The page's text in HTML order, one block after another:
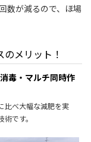
数が減るので、ほ場
メリット！
毒・マルチ同時作
比べ大幅な減肥を実
です。